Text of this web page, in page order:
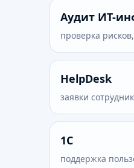
Аудит ИТ-
проверка
HelpDesk
заявки
1С
поддержка